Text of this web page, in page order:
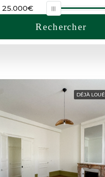
25.000€
Rechercher
DÉJÀ LOUÉ